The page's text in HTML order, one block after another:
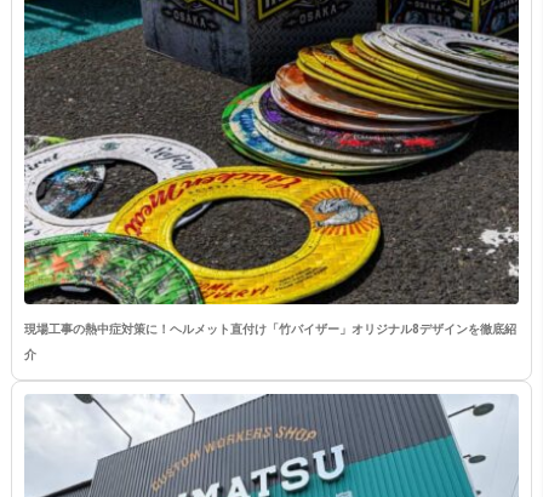
現場工事の熱中症対策に！ヘルメット直付け「竹バイザー」オリジナル8デザインを徹底紹
介